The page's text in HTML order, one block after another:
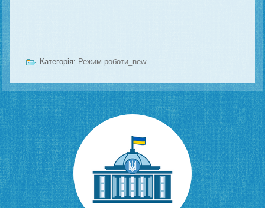
Категорія: Режим роботи_new